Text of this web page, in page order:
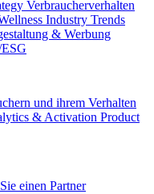
Verbraucherverhalten
Industry Trends
& Werbung
und ihrem Verhalten
& Activation Product
einen Partner